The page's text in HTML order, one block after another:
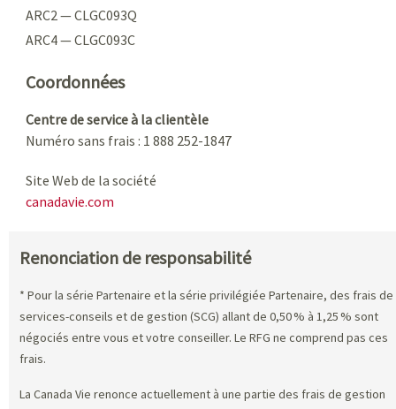
ARC2 — CLGC093Q
ARC4 — CLGC093C
Coordonnées
Centre de service à la clientèle
Numéro sans frais : 1 888 252-1847
Site Web de la société
canadavie.com
Renonciation de responsabilité
* Pour la série Partenaire et la série privilégiée Partenaire, des frais de
services-conseils et de gestion (SCG) allant de 0,50 % à 1,25 % sont
négociés entre vous et votre conseiller. Le RFG ne comprend pas ces
frais.
La Canada Vie renonce actuellement à une partie des frais de gestion